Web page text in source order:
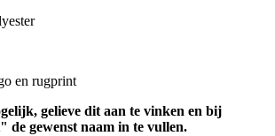
en rugprint
gelieve dit aan te vinken en bij
gewenst naam in te vullen.